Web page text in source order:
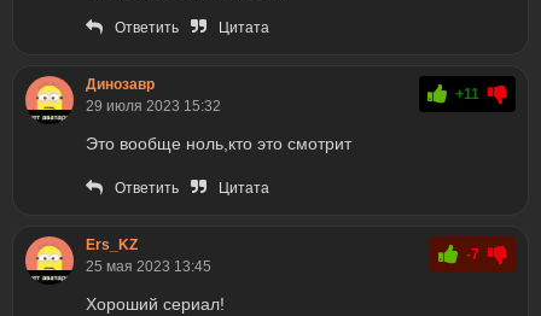
Ответить Цитата
Динозавр
29 июля 2023 15:32
+11
Это вообще ноль,кто это смотрит
Ответить Цитата
Ers_KZ
25 мая 2023 13:45
-7
Хороший сериал!